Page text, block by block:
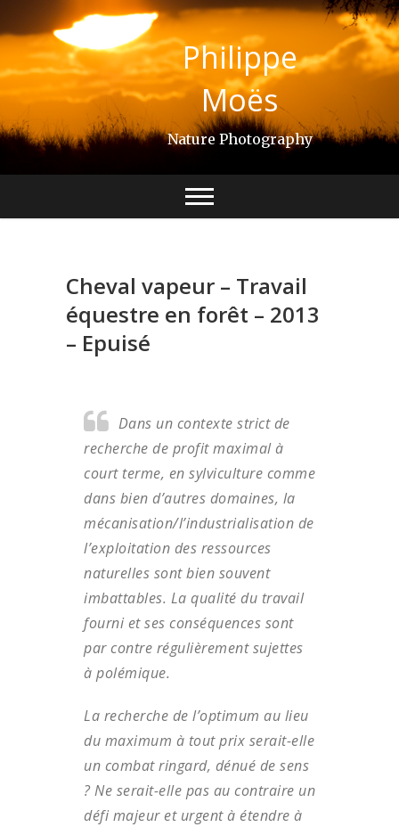
content
Philippe
Moës
Nature Photography
Cheval vapeur – Travail
équestre en forêt – 2013
– Epuisé
Dans un contexte strict de
recherche de profit maximal à
court terme, en sylviculture comme
dans bien d’autres domaines, la
mécanisation/l’industrialisation de
l’exploitation des ressources
naturelles sont bien souvent
imbattables. La qualité du travail
fourni et ses conséquences sont
par contre régulièrement sujettes
à polémique.
La recherche de l’optimum au lieu
du maximum à tout prix serait-elle
un combat ringard, dénué de sens
? Ne serait-elle pas au contraire un
défi majeur et urgent à étendre à